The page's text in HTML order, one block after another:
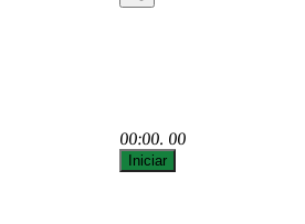
00:00. 00
Iniciar